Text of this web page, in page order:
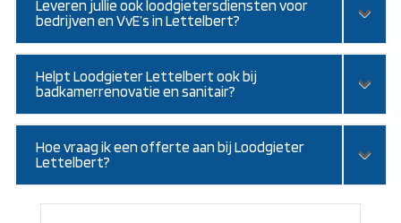
Leveren jullie ook loodgietersdiensten voor
bedrijven en VvE’s in Lettelbert?
Helpt Loodgieter Lettelbert ook bij
badkamerrenovatie en sanitair?
Hoe vraag ik een offerte aan bij Loodgieter
Lettelbert?